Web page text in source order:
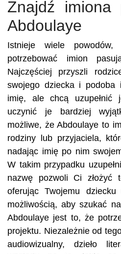
Znajdź imiona
Abdoulaye
Istnieje wiele
potrzebować imion
Najczęściej przyszli
swojego dziecka i podoba
imię, ale chcą
uczynić je bardziej
możliwe, że Abdoulaye to
rodziny lub przyjaciela,
nadając imię po nim
W takim przypadku
nazwę pozwoli Ci złożyć
oferując Twojemu
możliwością, aby szukać
Abdoulaye jest to, że
projektu. Niezależnie od
audiowizualny, dzieło